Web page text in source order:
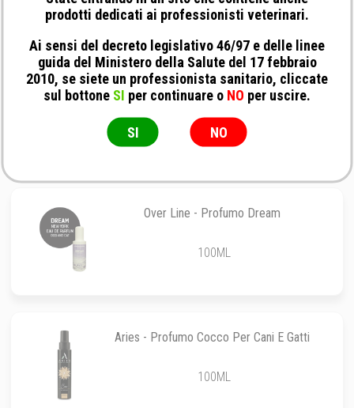
100ML
Over Line - Profumo al Muschio Bianco
100ML
Over Line - Profumo Dream
100ML
Aries - Profumo Cocco Per Cani E Gatti
100ML
prodotti dedicati ai professionisti veterinari.
Ai sensi del decreto legislativo 46/97 e delle linee
guida del Ministero della Salute del 17 febbraio
2010, se siete un professionista sanitario, cliccate
sul bottone SI per continuare o NO per uscire.
SI NO